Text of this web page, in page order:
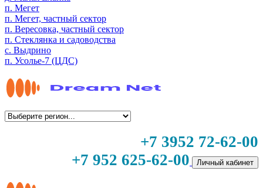
п. Мегет
п. Мегет, частный сектор
п. Вересовка, частный сектор
п. Стеклянка и садоводства
с. Выдрино
п. Усолье-7 (ЦДС)
+7 3952 72-62-00
+7 952 625-62-00
Личный кабинет